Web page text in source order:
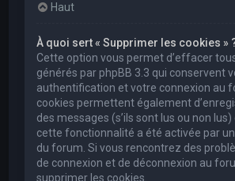
Haut
À quoi sert « Supprimer les cookies »
Cette option vous permet d’effacer
générés par phpBB 3.3 qui conservent
authentification et votre connexion au
cookies permettent également
des messages (s’ils sont lus ou non lus)
cette fonctionnalité a été activée par
du forum. Si vous rencontrez des
de connexion et de déconnexion au
supprimer les cookies.